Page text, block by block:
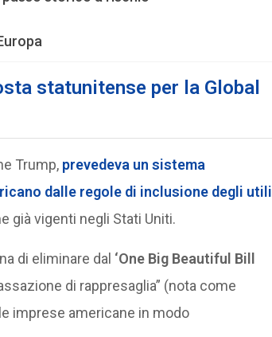
statunitense per la Global
Trump, prevedeva un sistema
dalle regole di inclusione degli utili
già vigenti negli Stati Uniti.
di eliminare dal ‘One Big Beautiful Bill
di rappresaglia” (nota come
imprese americane in modo